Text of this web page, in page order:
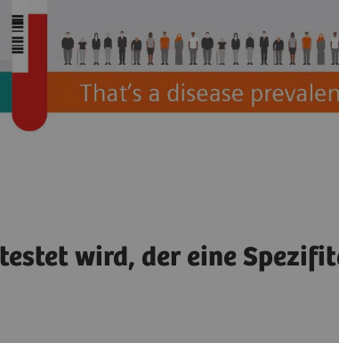
wird, der eine